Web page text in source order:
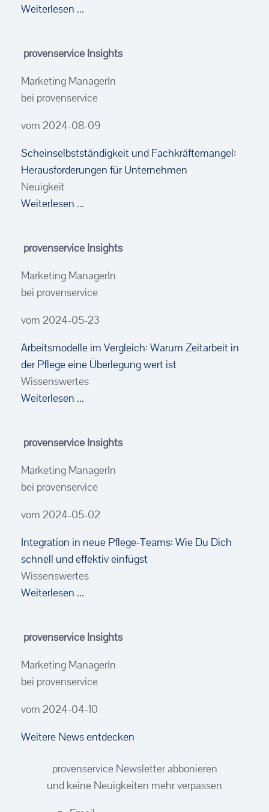
Weiterlesen ...
provenservice Insights
Marketing ManagerIn
bei provenservice
vom 2024-08-09
Scheinselbstständigkeit und Fachkräftemangel:
Herausforderungen für Unternehmen
Neuigkeit
Weiterlesen ...
provenservice Insights
Marketing ManagerIn
bei provenservice
vom 2024-05-23
Arbeitsmodelle im Vergleich: Warum Zeitarbeit in
der Pflege eine Überlegung wert ist
Wissenswertes
Weiterlesen ...
provenservice Insights
Marketing ManagerIn
bei provenservice
vom 2024-05-02
Integration in neue Pflege-Teams: Wie Du Dich
schnell und effektiv einfügst
Wissenswertes
Weiterlesen ...
provenservice Insights
Marketing ManagerIn
bei provenservice
vom 2024-04-10
Weitere News entdecken
provenservice Newsletter abbonieren
und keine Neuigkeiten mehr verpassen